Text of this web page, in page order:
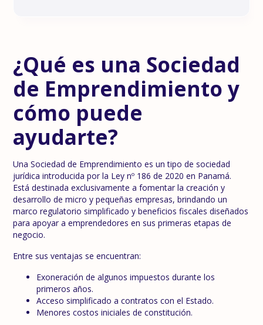
¿Qué es una Sociedad
de Emprendimiento y
cómo puede
ayudarte?
Una Sociedad de Emprendimiento es un tipo de sociedad
jurídica introducida por la Ley nº 186 de 2020 en Panamá.
Está destinada exclusivamente a fomentar la creación y
desarrollo de micro y pequeñas empresas, brindando un
marco regulatorio simplificado y beneficios fiscales diseñados
para apoyar a emprendedores en sus primeras etapas de
negocio.
Entre sus ventajas se encuentran:
Exoneración de algunos impuestos durante los
primeros años.
Acceso simplificado a contratos con el Estado.
Menores costos iniciales de constitución.